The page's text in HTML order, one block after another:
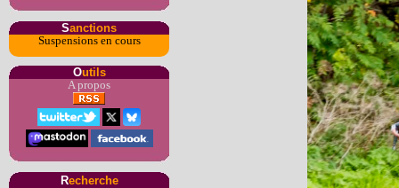
Sanctions
Suspensions en cours
Outils
A propos
Recherche